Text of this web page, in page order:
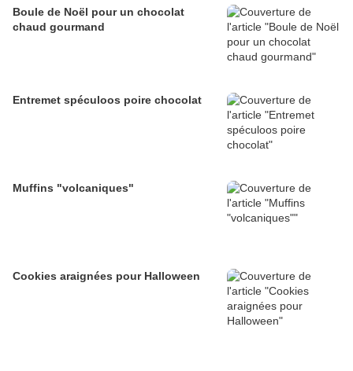
Boule de Noël pour un chocolat
chaud gourmand
Entremet spéculoos poire chocolat
Muffins "volcaniques"
Cookies araignées pour Halloween